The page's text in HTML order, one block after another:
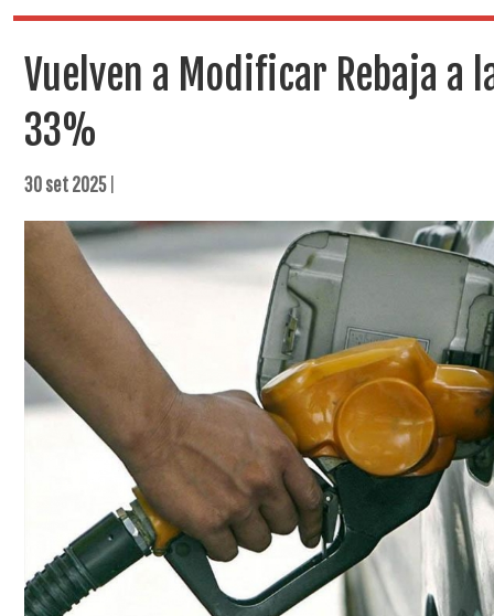
Vuelven a Modificar Rebaja a
33%
30 set 2025|